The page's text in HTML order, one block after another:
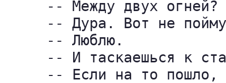
-- Между двух огней?
-- Дура. Вот не
     -- Люблю.
-- И таскаешься к
-- Если на то пошло,